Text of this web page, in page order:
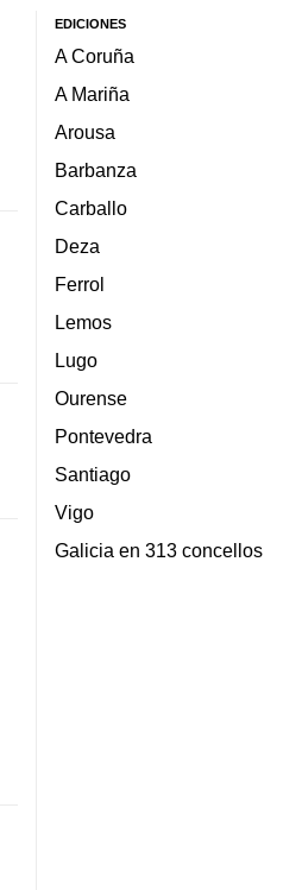
EDICIONES
A Coruña
A Mariña
Arousa
Barbanza
Carballo
Deza
Ferrol
Lemos
Lugo
Ourense
Pontevedra
Santiago
Vigo
Galicia en 313 concellos